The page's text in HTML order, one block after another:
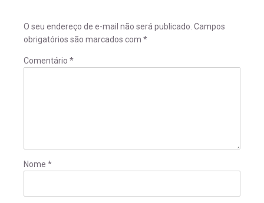
O seu endereço de e-mail não será publicado. Campos
obrigatórios são marcados com *
Comentário *
Nome *